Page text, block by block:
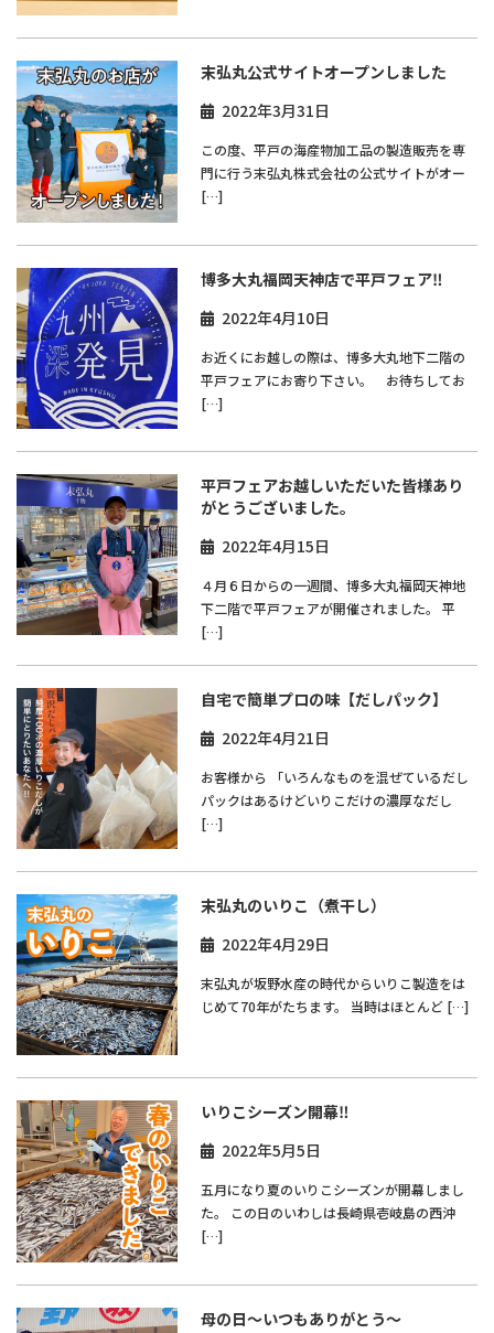
末弘丸公式サイトオープンしました
2022年3月31日
この度、平戸の海産物加工品の製造販売を専
門に行う末弘丸株式会社の公式サイトがオー
[…]
博多大丸福岡天神店で平戸フェア‼︎
2022年4月10日
お近くにお越しの際は、博多大丸地下二階の
平戸フェアにお寄り下さい。 お待ちしてお
[…]
平戸フェアお越しいただいた皆様あり
がとうございました。
2022年4月15日
４月６日からの一週間、博多大丸福岡天神地
下二階で平戸フェアが開催されました。 平
[…]
自宅で簡単プロの味【だしパック】
2022年4月21日
お客様から 「いろんなものを混ぜているだし
パックはあるけどいりこだけの濃厚なだし
[…]
末弘丸のいりこ（煮干し）
2022年4月29日
末弘丸が坂野水産の時代からいりこ製造をは
じめて70年がたちます。 当時はほとんど […]
いりこシーズン開幕‼
2022年5月5日
五月になり夏のいりこシーズンが開幕しまし
た。 この日のいわしは長崎県壱岐島の西沖
[…]
母の日～いつもありがとう～